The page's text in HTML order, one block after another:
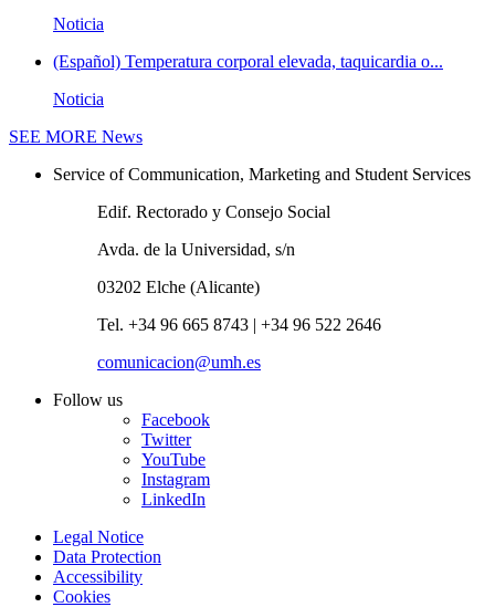
Noticia
(Español) Temperatura corporal elevada, taquicardia o...
Noticia
SEE MORE News
Service of Communication, Marketing and Student Services
Edif. Rectorado y Consejo Social
Avda. de la Universidad, s/n
03202 Elche (Alicante)
Tel. +34 96 665 8743 | +34 96 522 2646
comunicacion@umh.es
Follow us
Facebook
Twitter
YouTube
Instagram
LinkedIn
Legal Notice
Data Protection
Accessibility
Cookies